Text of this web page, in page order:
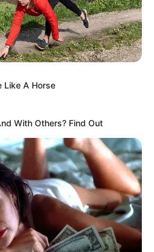
Like A Horse
With Others? Find Out